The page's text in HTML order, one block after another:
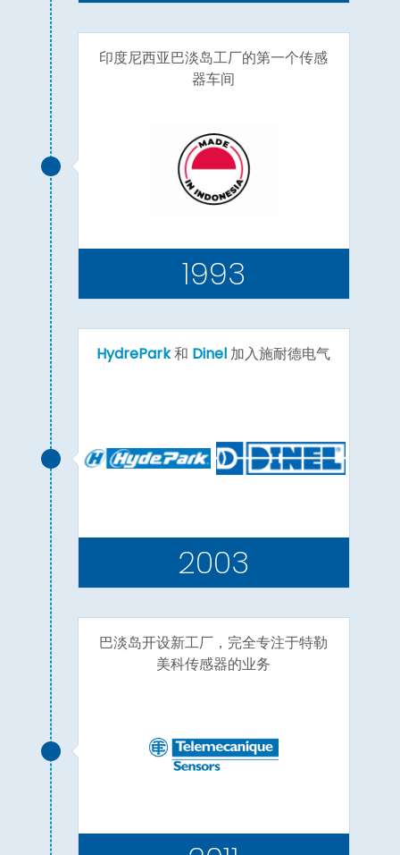
印度尼西亚巴淡岛工厂的第一个传感
器车间
1993
HydrePark和 Dinel 加入施耐德电气
2003
巴淡岛开设新工厂，完全专注于特勒
美科传感器的业务